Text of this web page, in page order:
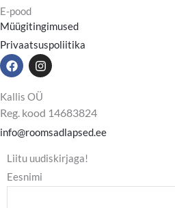
E-pood
Müügitingimused
Privaatsuspoliitika
F
a
e
o
o
k
I
n
t
g
r
a
m
Kallis OÜ
Reg. kood 14683824
info@roomsadlapsed.ee
Liitu uudiskirjaga!
Eesnimi